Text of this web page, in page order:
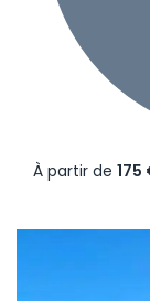
À partir de 175